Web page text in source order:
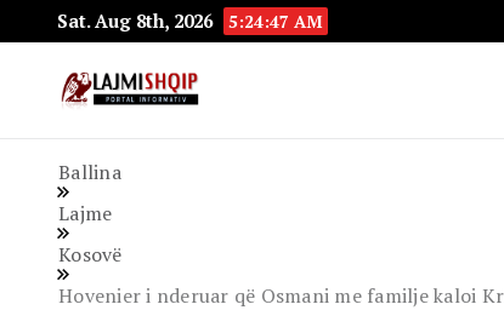
Sat. Aug 8th, 2026 5:24:48 AM
Ballina
Lajme
Kosovë
Hovenier i nderuar që Osmani me familje kaloi